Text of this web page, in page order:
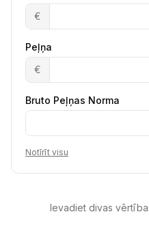
€
Peļņa
€
Bruto Peļņas Norma
Notīrīt visu
Ievadiet divas